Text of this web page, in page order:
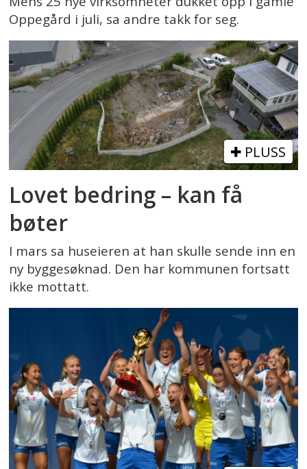
Oppegård i juli, sa andre takk for seg.
PLUSS
Lovet bedring – kan få
bøter
I mars sa huseieren at han skulle sende inn en
ny byggesøknad. Den har kommunen fortsatt
ikke mottatt.